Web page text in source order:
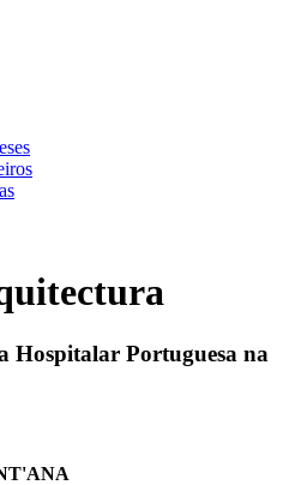
Hospitalar Portuguesa na